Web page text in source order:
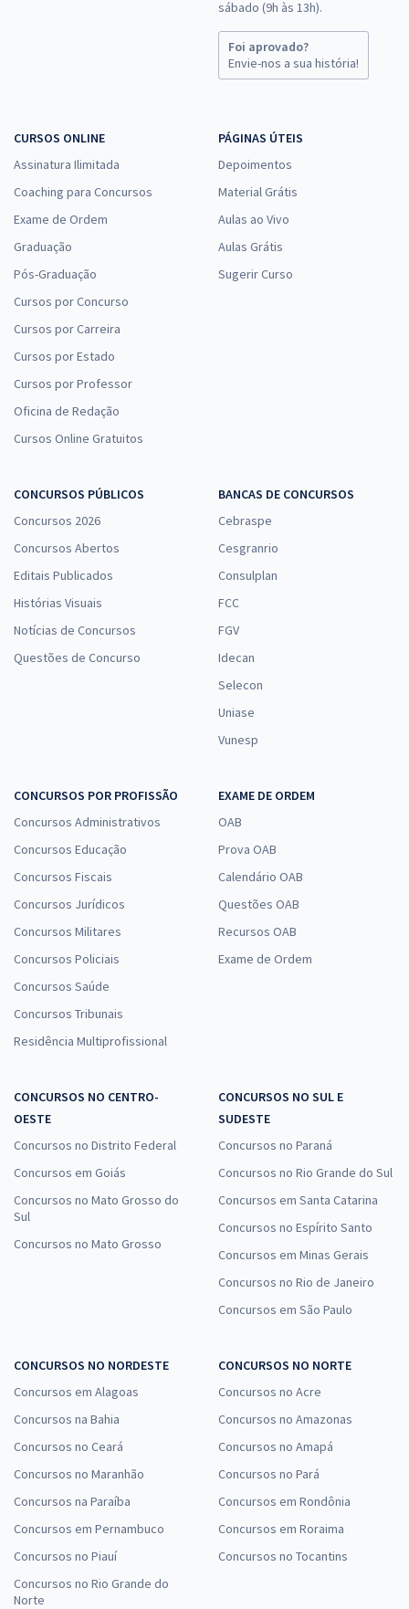
sábado (9h às 13h).
Foi aprovado?
Envie-nos a sua história!
CURSOS ONLINE
Assinatura Ilimitada
Coaching para Concursos
Exame de Ordem
Graduação
Pós-Graduação
Cursos por Concurso
Cursos por Carreira
Cursos por Estado
Cursos por Professor
Oficina de Redação
Cursos Online Gratuitos
PÁGINAS ÚTEIS
Depoimentos
Material Grátis
Aulas ao Vivo
Aulas Grátis
Sugerir Curso
CONCURSOS PÚBLICOS
Concursos 2026
Concursos Abertos
Editais Publicados
Histórias Visuais
Notícias de Concursos
Questões de Concurso
BANCAS DE CONCURSOS
Cebraspe
Cesgranrio
Consulplan
FCC
FGV
Idecan
Selecon
Uniase
Vunesp
CONCURSOS POR PROFISSÃO
Concursos Administrativos
Concursos Educação
Concursos Fiscais
Concursos Jurídicos
Concursos Militares
Concursos Policiais
Concursos Saúde
Concursos Tribunais
Residência Multiprofissional
EXAME DE ORDEM
OAB
Prova OAB
Calendário OAB
Questões OAB
Recursos OAB
Exame de Ordem
CONCURSOS NO CENTRO-
OESTE
Concursos no Distrito Federal
Concursos em Goiás
Concursos no Mato Grosso do
Sul
Concursos no Mato Grosso
CONCURSOS NO SUL E
SUDESTE
Concursos no Paraná
Concursos no Rio Grande do Sul
Concursos em Santa Catarina
Concursos no Espírito Santo
Concursos em Minas Gerais
Concursos no Rio de Janeiro
Concursos em São Paulo
CONCURSOS NO NORDESTE
Concursos em Alagoas
Concursos na Bahia
Concursos no Ceará
Concursos no Maranhão
Concursos na Paraíba
Concursos em Pernambuco
Concursos no Piauí
Concursos no Rio Grande do
Norte
CONCURSOS NO NORTE
Concursos no Acre
Concursos no Amazonas
Concursos no Amapá
Concursos no Pará
Concursos em Rondônia
Concursos em Roraima
Concursos no Tocantins